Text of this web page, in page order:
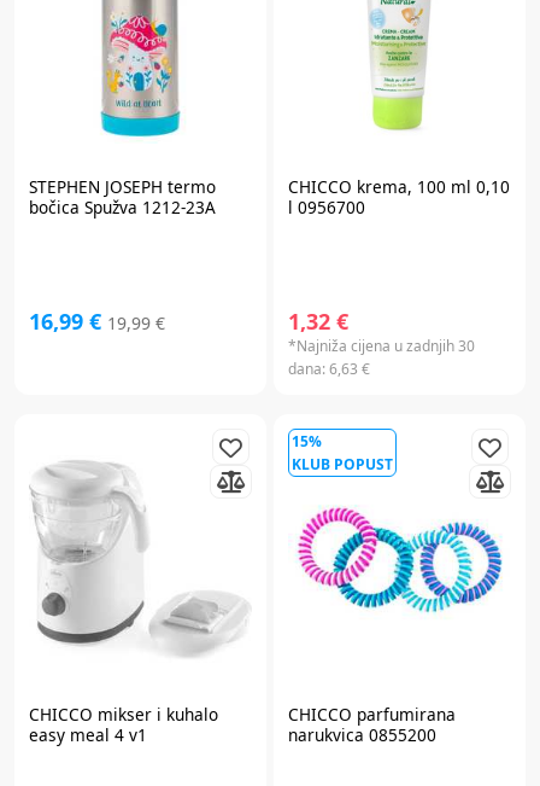
STEPHEN JOSEPH termo
bočica Spužva 1212-23A
16,99 € 19,99 €
CHICCO krema, 100 ml 0,10
l 0956700
1,32 €
*Najniža cijena u zadnjih 30
dana:6,63 €
CHICCO mikser i kuhalo
easy meal 4 v1
15%
KLUB POPUST
CHICCO parfumirana
narukvica 0855200